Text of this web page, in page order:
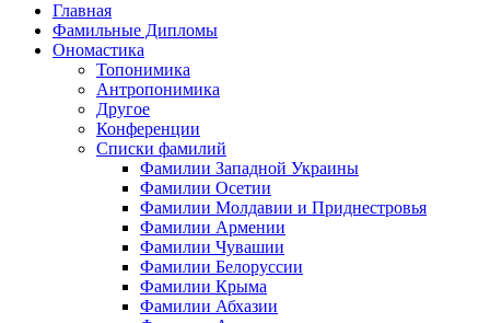
Главная
Фамильные Дипломы
Ономастика
Топонимика
Антропонимика
Другое
Конференции
Списки фамилий
Фамилии Западной Украины
Фамилии Осетии
Фамилии Молдавии и Приднестровья
Фамилии Армении
Фамилии Чувашии
Фамилии Белоруссии
Фамилии Крыма
Фамилии Абхазии